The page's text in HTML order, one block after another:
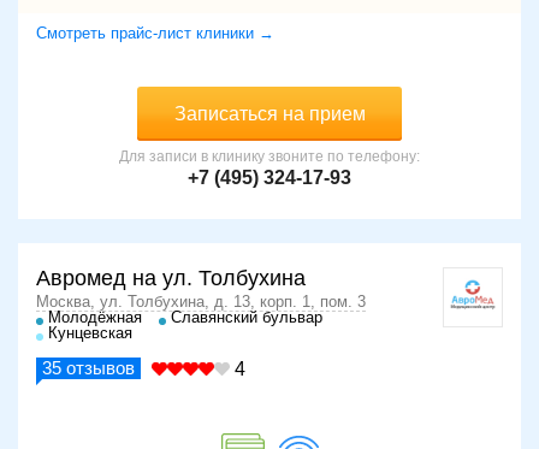
Смотреть прайс-лист клиники →
Записаться на прием
Для записи в клинику звоните по телефону:
+7 (495) 324-17-93
Авромед на ул. Толбухина
Москва, ул. Толбухина, д. 13, корп. 1, пом. 3
Молодёжная
Славянский бульвар
Кунцевская
35 отзывов 4